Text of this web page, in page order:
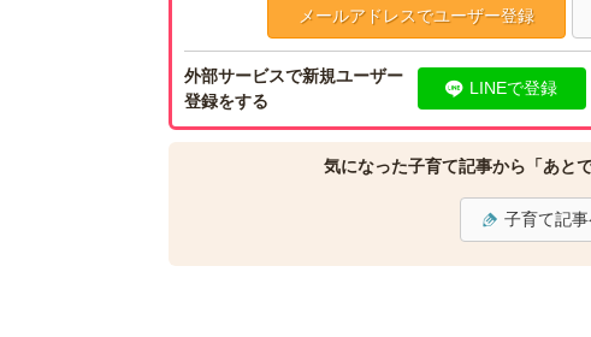
メールアドレスでユーザー登録
外部サービスで新規ユーザー
登録をする
LINEで登録
気になった子育て記事から「あと
子育て記